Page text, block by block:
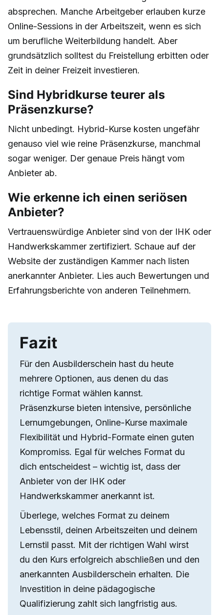
absprechen. Manche Arbeitgeber erlauben kurze
Online-Sessions in der Arbeitszeit, wenn es sich
um berufliche Weiterbildung handelt. Aber
grundsätzlich solltest du Freistellung erbitten oder
Zeit in deiner Freizeit investieren.
Sind Hybridkurse teurer als
Präsenzkurse?
Nicht unbedingt. Hybrid-Kurse kosten ungefähr
genauso viel wie reine Präsenzkurse, manchmal
sogar weniger. Der genaue Preis hängt vom
Anbieter ab.
Wie erkenne ich einen seriösen
Anbieter?
Vertrauenswürdige Anbieter sind von der IHK oder
Handwerkskammer zertifiziert. Schaue auf der
Website der zuständigen Kammer nach listen
anerkannter Anbieter. Lies auch Bewertungen und
Erfahrungsberichte von anderen Teilnehmern.
Fazit
Für den Ausbilderschein hast du heute
mehrere Optionen, aus denen du das
richtige Format wählen kannst.
Präsenzkurse bieten intensive, persönliche
Lernumgebungen, Online-Kurse maximale
Flexibilität und Hybrid-Formate einen guten
Kompromiss. Egal für welches Format du
dich entscheidest – wichtig ist, dass der
Anbieter von der IHK oder
Handwerkskammer anerkannt ist.
Überlege, welches Format zu deinem
Lebensstil, deinen Arbeitszeiten und deinem
Lernstil passt. Mit der richtigen Wahl wirst
du den Kurs erfolgreich abschließen und den
anerkannten Ausbilderschein erhalten. Die
Investition in deine pädagogische
Qualifizierung zahlt sich langfristig aus.